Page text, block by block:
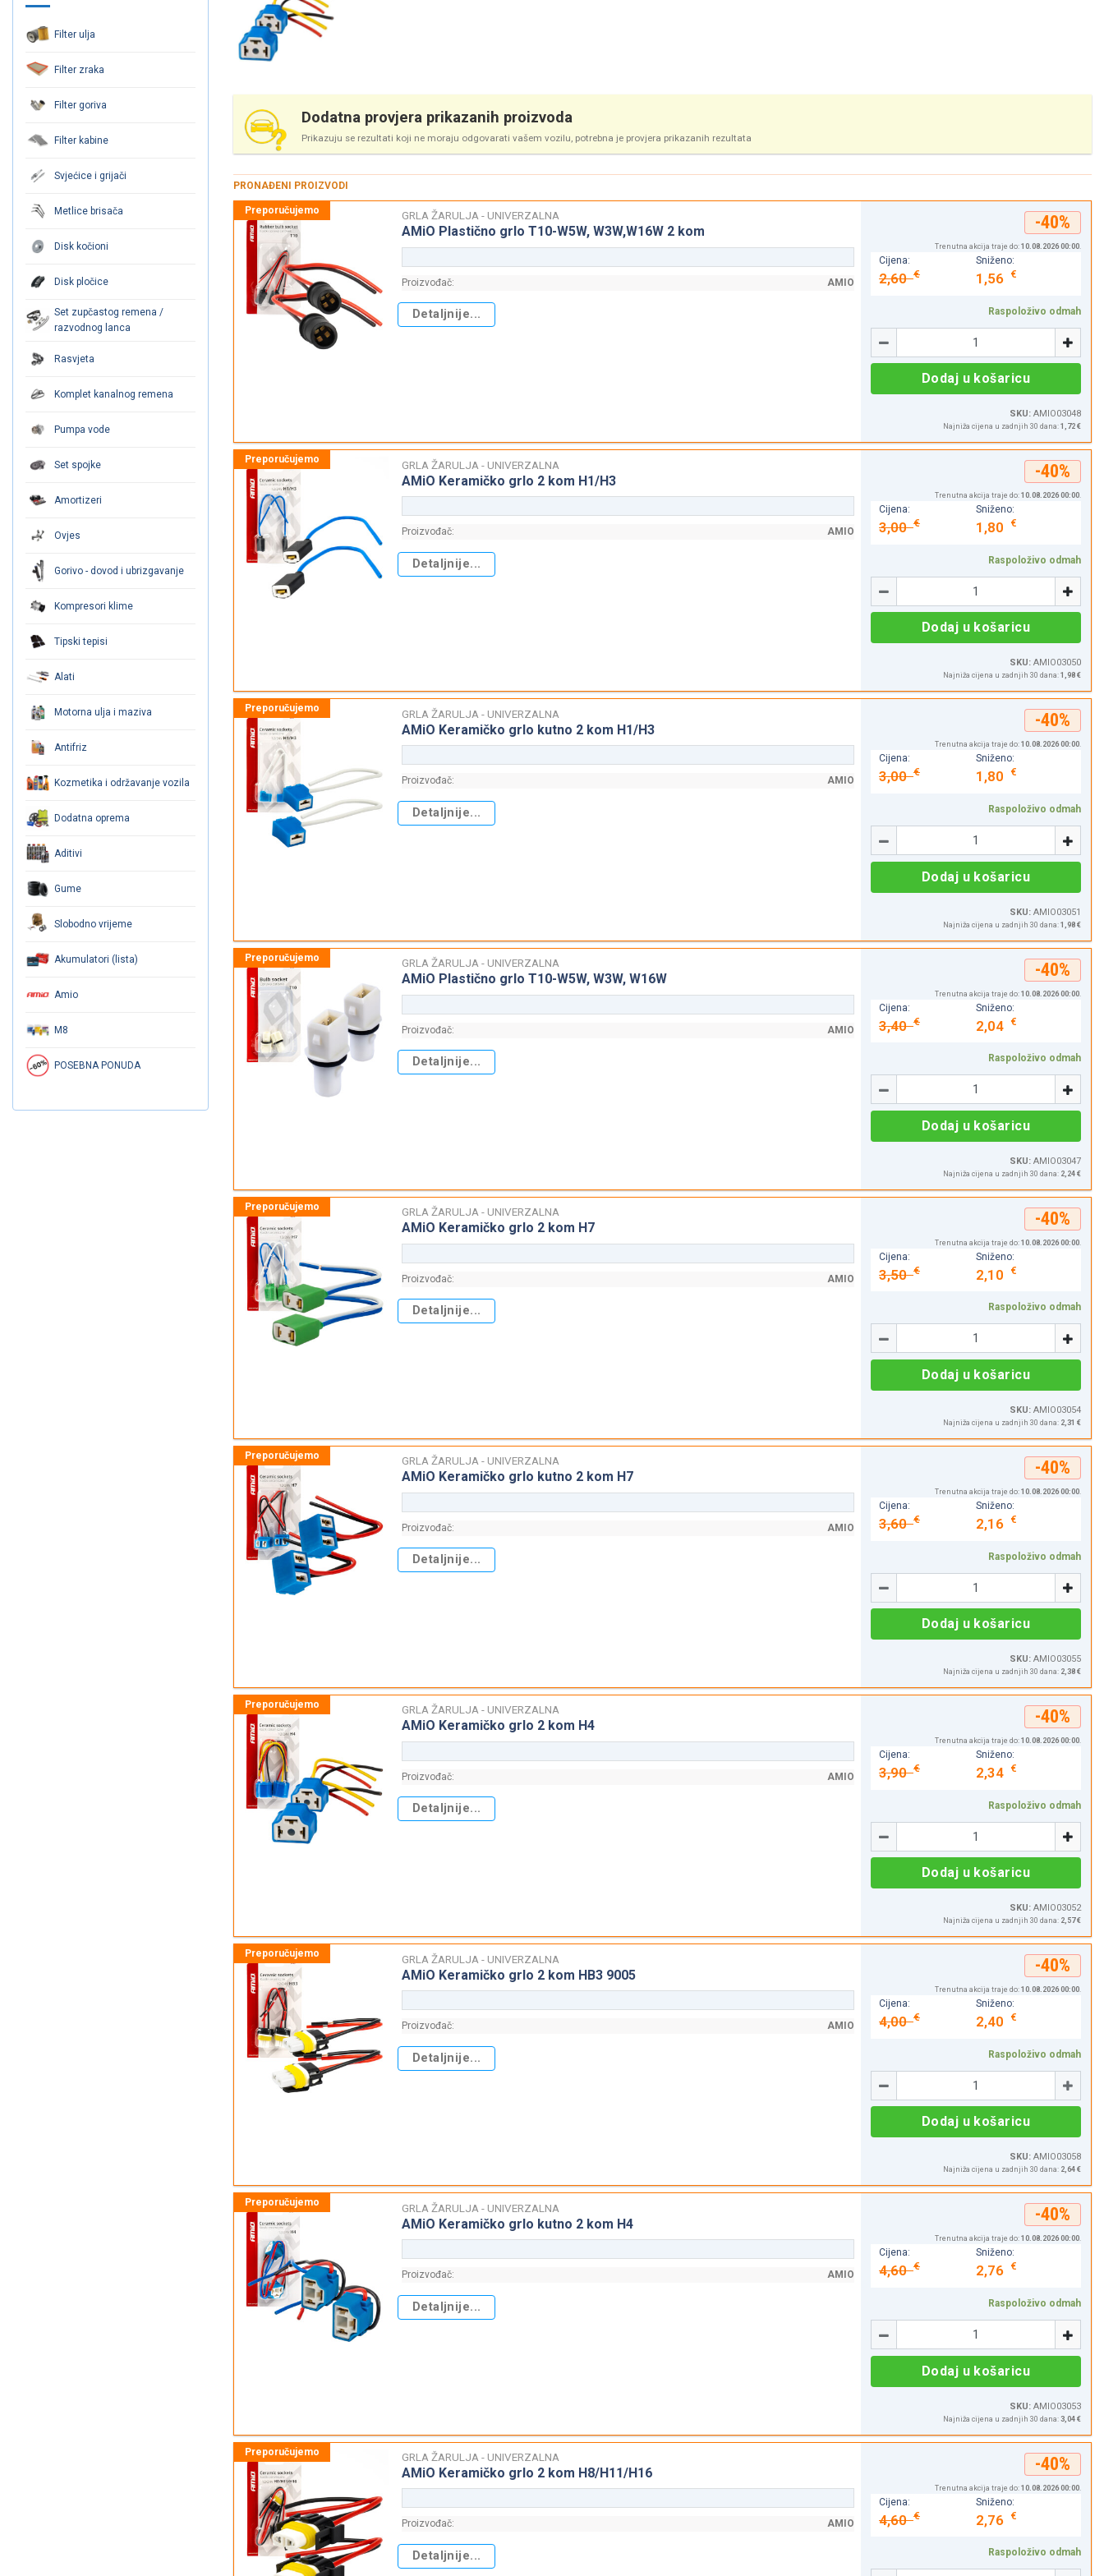
Filter ulja
Filter zraka
Filter goriva
Filter kabine
Svjećice i grijači
Metlice brisača
Disk kočioni
Disk pločice
Set zupčastog remena /
razvodnog lanca
Rasvjeta
Komplet kanalnog remena
Pumpa vode
Set spojke
Amortizeri
Ovjes
Gorivo - dovod i ubrizgavanje
Kompresori klime
Tipski tepisi
Alati
Motorna ulja i maziva
Antifriz
Kozmetika i održavanje vozila
Dodatna oprema
Aditivi
Gume
Slobodno vrijeme
Akumulatori (lista)
Amio
M8
POSEBNA PONUDA
Dodatna provjera prikazanih proizvoda
Prikazuju se rezultati koji ne moraju odgovarati vašem vozilu, potrebna je provjera prikazanih rezultata
PRONAĐENI PROIZVODI
GRLA ŽARULJA - UNIVERZALNA
AMiO Plastično grlo T10-W5W, W3W,W16W 2 kom
Proizvođač: AMIO
Detaljnije...
-40%
Trenutna akcija traje do: 10.08.2026 00:00.
Cijena:
2,60€
Sniženo:
1,56 €
Raspoloživo odmah
-
Količina
+
Dodaj u košaricu
SKU:AMIO03048
Najniža cijena u zadnjih 30 dana: 1,72 €
GRLA ŽARULJA - UNIVERZALNA
AMiO Keramičko grlo 2 kom H1/H3
Proizvođač: AMIO
Detaljnije...
-40%
Trenutna akcija traje do: 10.08.2026 00:00.
Cijena:
3,00€
Sniženo:
1,80 €
Raspoloživo odmah
-
Količina
+
Dodaj u košaricu
SKU:AMIO03050
Najniža cijena u zadnjih 30 dana: 1,98 €
GRLA ŽARULJA - UNIVERZALNA
AMiO Keramičko grlo kutno 2 kom H1/H3
Proizvođač: AMIO
Detaljnije...
-40%
Trenutna akcija traje do: 10.08.2026 00:00.
Cijena:
3,00€
Sniženo:
1,80 €
Raspoloživo odmah
-
Količina
+
Dodaj u košaricu
SKU:AMIO03051
Najniža cijena u zadnjih 30 dana: 1,98 €
GRLA ŽARULJA - UNIVERZALNA
AMiO Plastično grlo T10-W5W, W3W, W16W
Proizvođač: AMIO
Detaljnije...
-40%
Trenutna akcija traje do: 10.08.2026 00:00.
Cijena:
3,40€
Sniženo:
2,04 €
Raspoloživo odmah
-
Količina
+
Dodaj u košaricu
SKU:AMIO03047
Najniža cijena u zadnjih 30 dana: 2,24 €
GRLA ŽARULJA - UNIVERZALNA
AMiO Keramičko grlo 2 kom H7
Proizvođač: AMIO
Detaljnije...
-40%
Trenutna akcija traje do: 10.08.2026 00:00.
Cijena:
3,50€
Sniženo:
2,10 €
Raspoloživo odmah
-
Količina
+
Dodaj u košaricu
SKU:AMIO03054
Najniža cijena u zadnjih 30 dana: 2,31 €
GRLA ŽARULJA - UNIVERZALNA
AMiO Keramičko grlo kutno 2 kom H7
Proizvođač: AMIO
Detaljnije...
-40%
Trenutna akcija traje do: 10.08.2026 00:00.
Cijena:
3,60€
Sniženo:
2,16 €
Raspoloživo odmah
-
Količina
+
Dodaj u košaricu
SKU:AMIO03055
Najniža cijena u zadnjih 30 dana: 2,38 €
GRLA ŽARULJA - UNIVERZALNA
AMiO Keramičko grlo 2 kom H4
Proizvođač: AMIO
Detaljnije...
-40%
Trenutna akcija traje do: 10.08.2026 00:00.
Cijena:
3,90€
Sniženo:
2,34 €
Raspoloživo odmah
-
Količina
+
Dodaj u košaricu
SKU:AMIO03052
Najniža cijena u zadnjih 30 dana: 2,57 €
GRLA ŽARULJA - UNIVERZALNA
AMiO Keramičko grlo 2 kom HB3 9005
Proizvođač: AMIO
Detaljnije...
-40%
Trenutna akcija traje do: 10.08.2026 00:00.
Cijena:
4,00€
Sniženo:
2,40 €
Raspoloživo odmah
-
Količina
+
Dodaj u košaricu
SKU:AMIO03058
Najniža cijena u zadnjih 30 dana: 2,64 €
GRLA ŽARULJA - UNIVERZALNA
AMiO Keramičko grlo kutno 2 kom H4
Proizvođač: AMIO
Detaljnije...
-40%
Trenutna akcija traje do: 10.08.2026 00:00.
Cijena:
4,60€
Sniženo:
2,76 €
Raspoloživo odmah
-
Količina
+
Dodaj u košaricu
SKU:AMIO03053
Najniža cijena u zadnjih 30 dana: 3,04 €
GRLA ŽARULJA - UNIVERZALNA
AMiO Keramičko grlo 2 kom H8/H11/H16
Proizvođač: AMIO
Detaljnije...
-40%
Trenutna akcija traje do: 10.08.2026 00:00.
Cijena:
4,60€
Sniženo:
2,76 €
Raspoloživo odmah
Količina